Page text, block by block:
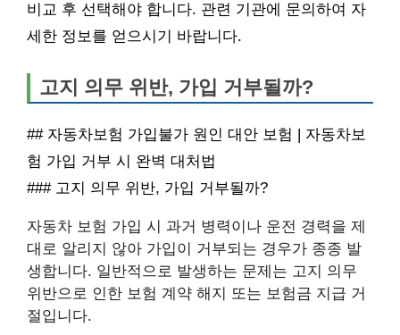
비교 후 선택해야 합니다. 관련 기관에 문의하여 자
세한 정보를 얻으시기 바랍니다.
고지 의무 위반, 가입 거부될까?
## 자동차보험 가입불가 원인 대안 보험 | 자동차보
험 가입 거부 시 완벽 대처법
### 고지 의무 위반, 가입 거부될까?
자동차 보험 가입 시 과거 병력이나 운전 경력을 제
대로 알리지 않아 가입이 거부되는 경우가 종종 발
생합니다. 일반적으로 발생하는 문제는 고지 의무
위반으로 인한 보험 계약 해지 또는 보험금 지급 거
절입니다.